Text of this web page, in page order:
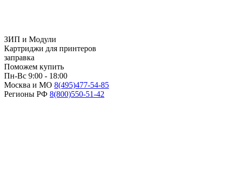
ЗИП и Модули
Картриджи для принтеров
заправка
Поможем купить
Пн-Вс 9:00 - 18:00
Москва и МО 8(495)477-54-85
Регионы РФ 8(800)550-51-42